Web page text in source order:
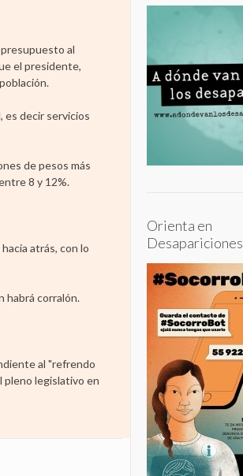
al
el presidente,
es decir servicios
de pesos más
8 y 12%.
atrás, con lo
habrá corralón.
al "refrendo
pleno legislativo en
Orienta en
Desapariciones